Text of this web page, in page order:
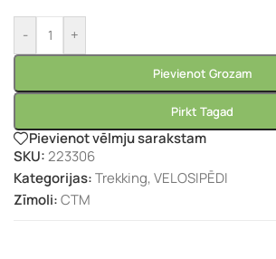
- +
Pievienot Grozam
Pirkt Tagad
Pievienot vēlmju sarakstam
SKU:223306
Kategorijas:Trekking,VELOSIPĒDI
Zīmoli:CTM